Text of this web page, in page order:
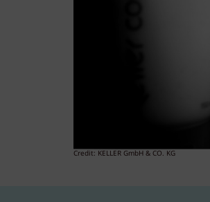
Credit: KELLER GmbH & CO. KG